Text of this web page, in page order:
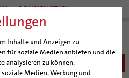
Inhalte und Anzeigen zu
für soziale Medien anbieten und die
analysieren zu können.
Medien, Werbung und
DOMBIBLIOTHEK